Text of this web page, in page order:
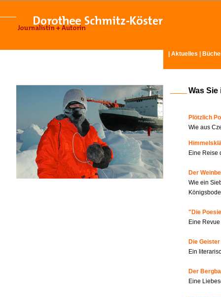
Aktuelles
Was
Plötzlich
Wie aus
Eine Reise
Der
Wie ein
"Die
Eine
Die
Ein
Der
Eine